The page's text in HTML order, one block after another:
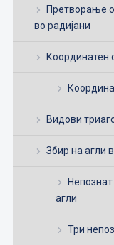
Претворање
во радијани
Координатен
Видови
Збир на агли
агли
Три